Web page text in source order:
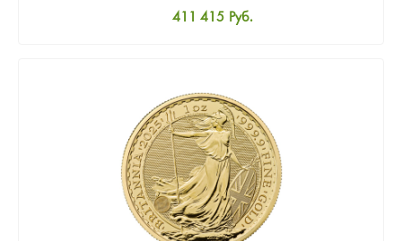
411 415 Руб.
379 218 Руб.